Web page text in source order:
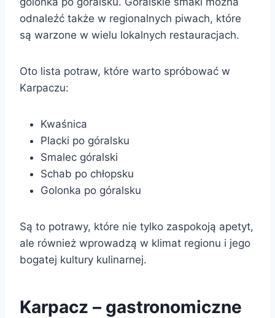
odnaleźć także w regionalnych piwach, które
są warzone w wielu lokalnych restauracjach.
Oto lista potraw, które warto spróbować w
Karpaczu:
Kwaśnica
Placki po góralsku
Smalec góralski
Schab po chłopsku
Golonka po góralsku
Są to potrawy, które nie tylko zaspokoją apetyt,
ale również wprowadzą w klimat regionu i jego
bogatej kultury kulinarnej.
Karpacz – gastronomiczne